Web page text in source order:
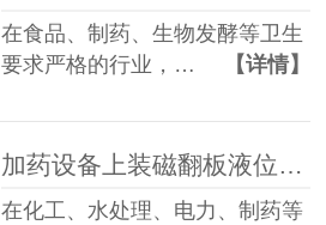
在食品、制药、生物发酵等卫生
要求严格的行业，…
【详情】
在化工、水处理、电力、制药等